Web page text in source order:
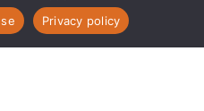
Privacy policy